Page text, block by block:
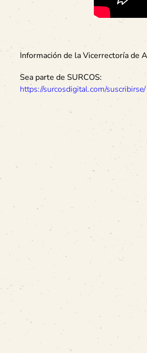
Información de la Vicerrectoría de
Sea parte de SURCOS:
https://surcosdigital.com/suscribirse/